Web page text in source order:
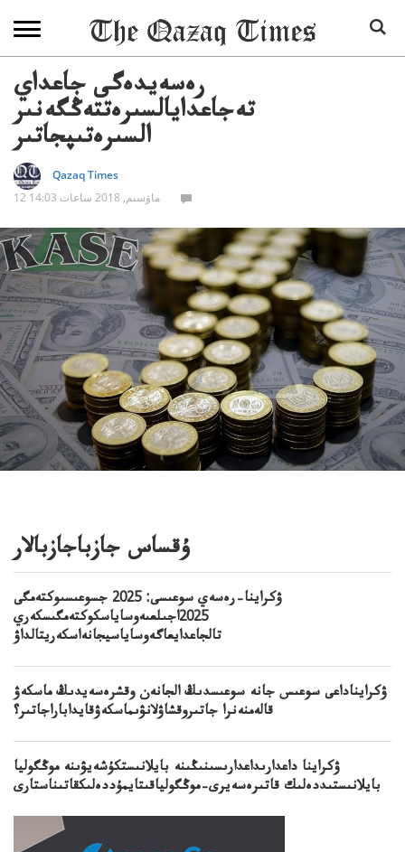
رەسەيدەگى جاعداي
تەجاعدايالسىرەتتەڭگەنىر
السىرەتىپجاتىر
Qazaq Times
12 ماۋسىم, 2018 ساعات 14:03
ۇقساس جازباجازبالار
ۋكراينا–رەسەي سوعىسى: 2025 جسوعىسىوكتەمگى
2025اجىلعىەوساياسكوكتەمگىسكەري
تالجاعدايعاگەوساياسيجانەاسكەريتالداۋ
ۋكرايناداعى سوعىس جانە سوعىسدىڭ الجانەن وقشرەسەيدىڭ ماسكەۋ
قالەمنەنرا جاتىروقشاۋلانۋىماسكەۋقايداباراجاتىر؟
ۋكراينا داعدارىداعدارىسىنىڭىنە بايلانىستكۇشەيۋىنە موڭگوليا
بايلانىستىددەلىك قاتىرەسەيرى–موڭگولياقىتايمۇددەلىكقاتىناستارى